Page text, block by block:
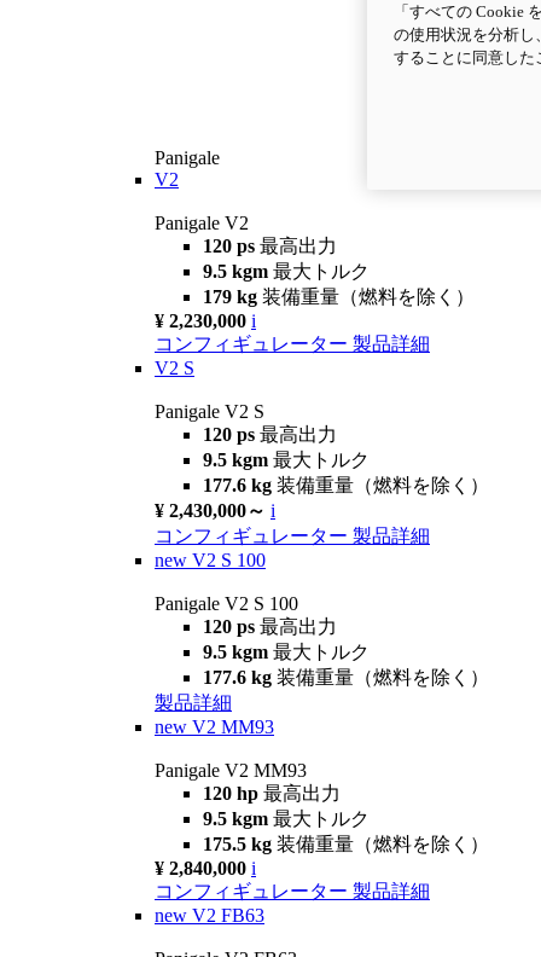
Panigale
V2
Panigale V2
120 ps 最高出力
9.5 kgm 最大トルク
179 kg 装備重量（燃料を除く）
¥ 2,230,000 i
コンフィギュレーター 製品詳細
V2 S
Panigale V2 S
120 ps 最高出力
9.5 kgm 最大トルク
177.6 kg 装備重量（燃料を除く）
¥ 2,430,000～ i
コンフィギュレーター 製品詳細
new V2 S 100
Panigale V2 S 100
120 ps 最高出力
9.5 kgm 最大トルク
177.6 kg 装備重量（燃料を除く）
製品詳細
new V2 MM93
Panigale V2 MM93
120 hp 最高出力
9.5 kgm 最大トルク
175.5 kg 装備重量（燃料を除く）
¥ 2,840,000 i
コンフィギュレーター 製品詳細
new V2 FB63
「すべての Cookie
の使用状況を分析し
することに同意し